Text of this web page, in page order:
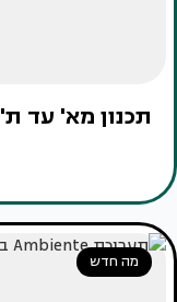
תכנון מא' עד ת'
מה חדש